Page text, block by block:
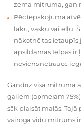
zema mitruma, gan
Pēc iepakojuma
laku, vasku vai eļļu.
nākotnē tas ietaupīs
apsildāmās telpās ir
neviens netraucē
Gandrīz visa mitruma
galiem (apmēram
sāk plaisāt malās. Tajā
vairoga vidū mitrums ir